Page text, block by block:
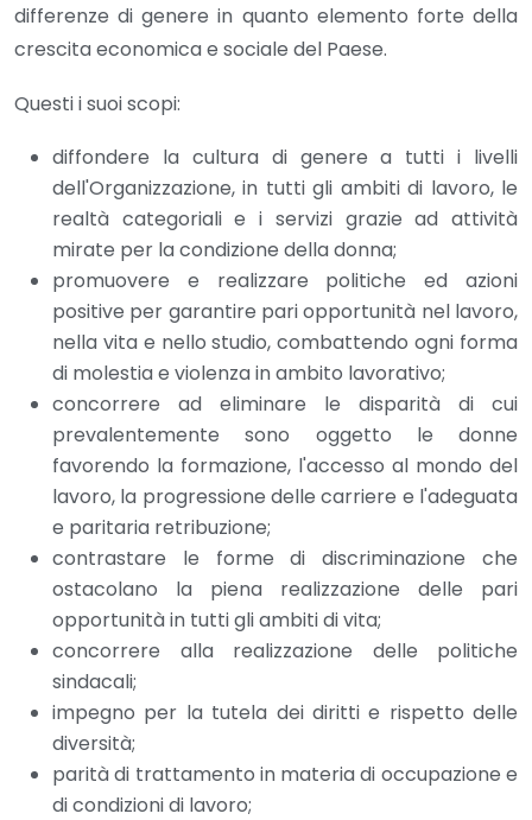
differenze di genere in quanto elemento forte della
crescita economica e sociale del Paese.
Questi i suoi scopi:
diffondere la cultura di genere a tutti i livelli
dell'Organizzazione, in tutti gli ambiti di lavoro, le
realtà categoriali e i servizi grazie ad attività
mirate per la condizione della donna;
promuovere e realizzare politiche ed azioni
positive per garantire pari opportunità nel lavoro,
nella vita e nello studio, combattendo ogni forma
di molestia e violenza in ambito lavorativo;
concorrere ad eliminare le disparità di cui
prevalentemente sono oggetto le donne
favorendo la formazione, l'accesso al mondo del
lavoro, la progressione delle carriere e l'adeguata
e paritaria retribuzione;
contrastare le forme di discriminazione che
ostacolano la piena realizzazione delle pari
opportunità in tutti gli ambiti di vita;
concorrere alla realizzazione delle politiche
sindacali;
impegno per la tutela dei diritti e rispetto delle
diversità;
parità di trattamento in materia di occupazione e
di condizioni di lavoro;